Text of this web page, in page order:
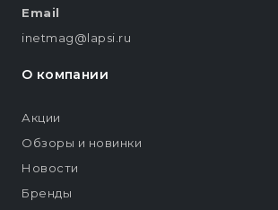
Email
inetmag@lapsi.ru
О компании
Акции
Обзоры и новинки
Новости
Бренды